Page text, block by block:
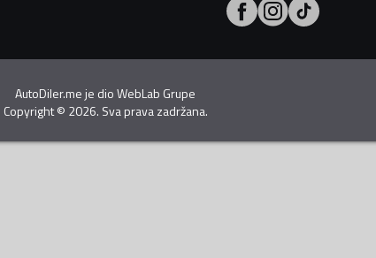
AutoDiler.me je dioWebLab Grupe
Copyright© 2026. Sva prava zadržana.